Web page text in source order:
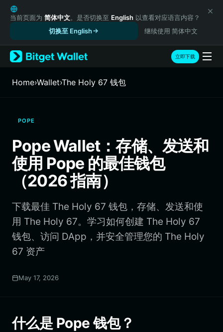
English
日本語
Русский
Español (Latinoamérica)
Türkçe
Italiano
繁體中文
Português (Portugal)
Bahasa Indonesia
ภาษาไทย
Português (Brasil)
Español (Argentina)
当前页面为 简体中文。是否切换至 English 以查看对应语言内容？
切换至 English
继续使用 简体中文
立即下载
Home›Wallet›The Holy 67 钱包
POPE
Pope Wallet：存储、发送和
使用 Pope 的最佳钱包
（2026 指南）
下载最佳 The Holy 67 钱包，存储、发送和使
用 The Holy 67。学习如何创建 The Holy 67
钱包、访问 DApp，并安全管理您的 The Holy
67 资产
May 17, 2026
什么是 Pope 钱包？